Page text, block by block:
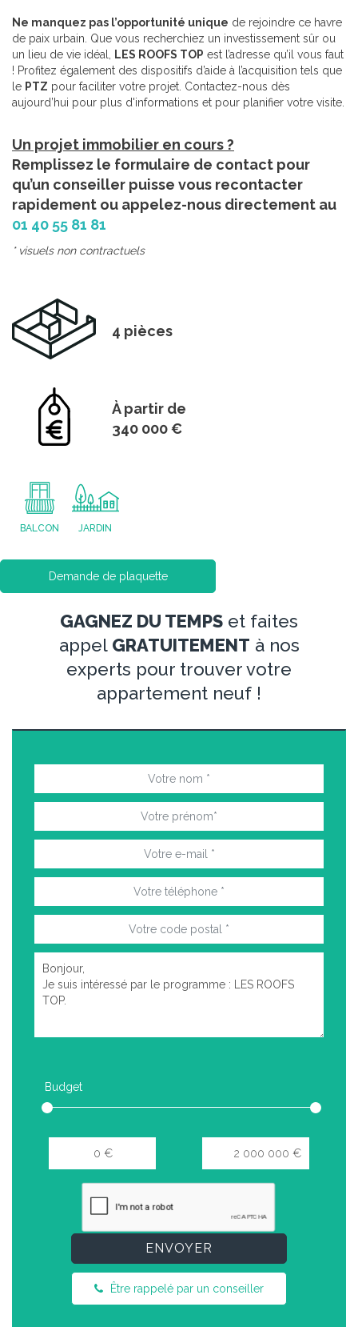
Ne manquez pas l’opportunité unique de rejoindre ce havre
de paix urbain. Que vous recherchiez un investissement sûr ou
un lieu de vie idéal, LES ROOFS TOP est l’adresse qu’il vous faut
! Profitez également des dispositifs d’aide à l’acquisition tels que
le PTZ pour faciliter votre projet. Contactez-nous dès
aujourd’hui pour plus d'informations et pour planifier votre visite.
Un projet immobilier en cours ?
Remplissez le formulaire de contact pour
qu’un conseiller puisse vous recontacter
rapidement ou appelez-nous directement au
01 40 55 81 81
* visuels non contractuels
4 pièces
À partir de
340 000 €
BALCON JARDIN
Demande de plaquette
GAGNEZ DU TEMPS et faites
appel GRATUITEMENT à nos
experts pour trouver votre
appartement neuf !
Budget
ENVOYER
Être rappelé par un conseiller